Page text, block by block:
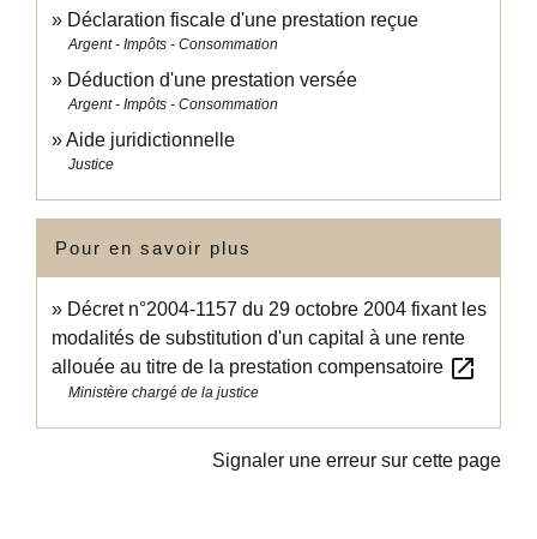
Déclaration fiscale d'une prestation reçue
Argent - Impôts - Consommation
Déduction d'une prestation versée
Argent - Impôts - Consommation
Aide juridictionnelle
Justice
Pour en savoir plus
Décret n°2004-1157 du 29 octobre 2004 fixant les
modalités de substitution d'un capital à une rente
allouée au titre de la prestation compensatoire open_in_new
Ministère chargé de la justice
Signaler une erreur sur cette page